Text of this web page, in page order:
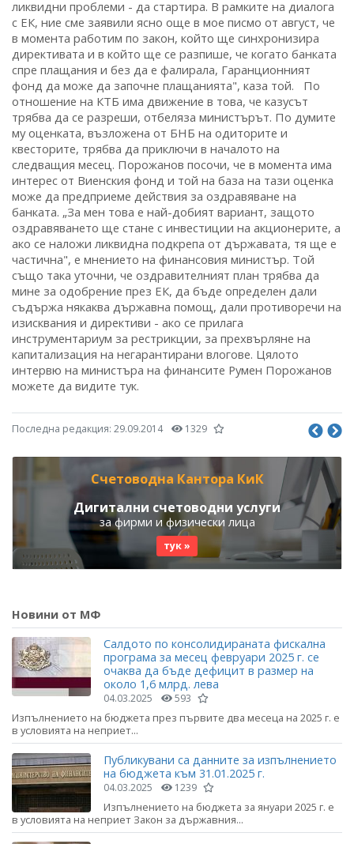
ликвидни проблеми - да стартира. В рамките на диалога
с ЕК, ние сме заявили ясно още в мое писмо от август, че
в момента работим по закон, който ще синхронизира
директивата и в който ще се разпише, че когато банката
спре плащания и без да е фалирала, Гаранционният
фонд да може да започне плащанията", каза той. По
отношение на КТБ има движение в това, че казусът
трябва да се разреши, отбеляза министърът. По думите
му оценката, възложена от БНБ на одиторите и
квесторите, трябва да приключи в началото на
следващия месец. Порожанов посочи, че в момента има
интерес от Виенския фонд и той на база на тази оценка
може да предприеме действия за оздравяване на
банката. „За мен това е най-добият вариант, защото
оздравяването ще стане с инвестиции на акционерите, а
ако се наложи ликвидна подкрепа от държавата, тя ще е
частична", е мнението на финансовия министър. Той
също така уточни, че оздравителният план трябва да
мине за одобрение през ЕК, да бъде определен дали
съдържа някаква държавна помощ, дали противоречи на
изисквания и директиви - ако се прилага
инструментариум за рестрикции, за прехвърляне на
капитализация на негарантирани влогове. Цялото
интервю на министъра на финансите Румен Порожанов
можете да видите тук.
Последна редакция: 29.09.2014 1329
Счетоводна Кантора КиК
Дигитални счетоводни услуги
за фирми и физически лица
тук »
Новини от МФ
Салдото по консолидираната фискална
програма за месец февруари 2025 г. се
очаква да бъде дефицит в размер на
около 1,6 млрд. лева
04.03.2025 593
Изпълнението на бюджета през първите два месеца на 2025 г. е
в условията на неприет...
Публикувани са данните за изпълнението
на бюджета към 31.01.2025 г.
04.03.2025 1239
Изпълнението на бюджета за януари 2025 г. е
в условията на неприет Закон за държавния...